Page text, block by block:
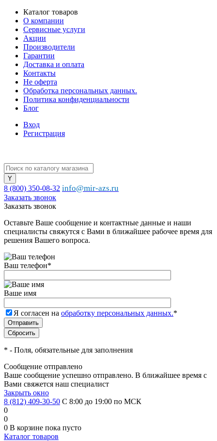
Каталог товаров
О компании
Сервисные услуги
Акции
Производители
Гарантии
Доставка и оплата
Контакты
Не оферта
Обработка персональных данных.
Политика конфиденциальности
Блог
Вход
Регистрация
8 (800) 350-08-32 info@mir-azs.ru
Заказать звонок
Заказать звонок
Оставьте Ваше сообщение и контактные данные и наши
специалисты свяжутся с Вами в ближайшее рабочее время для
решения Вашего вопроса.
Ваш телефон*
Ваше имя
Я согласен на обработку персональных данных.*
* - Поля, обязательные для заполнения
Сообщение отправлено
Ваше сообщение успешно отправлено. В ближайшее время с
Вами свяжется наш специалист
Закрыть окно
8 (812) 409-30-50 С 8:00 до 19:00 по МСК
0
0
0 В корзине пока пусто
Каталог товаров